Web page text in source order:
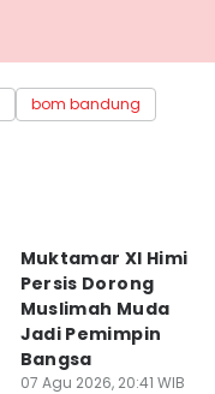
bom bandung
Muktamar XI Himi
Persis Dorong
Muslimah Muda
Jadi Pemimpin
Bangsa
07 Agu 2026, 20:41 WIB